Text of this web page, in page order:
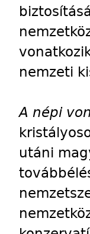
nemzeti
A népi
utáni